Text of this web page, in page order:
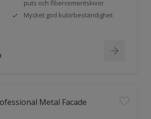
puts och fibercementskivor
Mycket god kulörbeständighet
Metal Facade